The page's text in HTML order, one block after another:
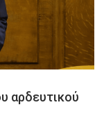
αρδευτικού